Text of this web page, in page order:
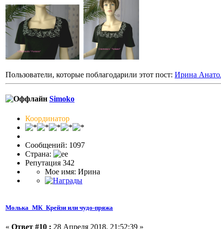
Пользователи, которые поблагодарили этот пост: Ирина
Simoko
Координатор
Сообщений: 1097
Страна:
Репутация 342
Мое имя: Ирина
Молька_МК_Крейзи или чудо-пряжа
« Ответ #10 : 28 Апреля 2018, 21:52:39 »